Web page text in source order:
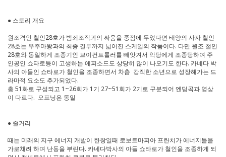
● 스토리 개요
원조격인 철인28호가 범죄조직과의 싸움을 중점에 두었다면 태양의 사자 철인
28호는 우주마왕과의 최종 결투까지 넓어진 스케일의 작품이다. 다만 원조 철인
28호와 동일하게 조종기인 브이컨트롤러를 빼앗겨서 악당에게 조종당하여 주
인공인 쇼타로등이 고생하는 에피소드도 상당히 많이 나오기도 한다. 카네다 박
사의 아들인 쇼타로가 철인을 조종하면서 차츰 강직한 소년으로 성장해가는 드
라마적 요소도 추가되었다.
총 51화로 구성되고 1~26회가 1기 27~51회가 2기로 구분되어 엔딩곡과 영상
이 다르다. 오프닝은 동일
● 줄거리
때는 미래의 지구 에너지 개발이 한창일때 로보트마피아 프란치가 에너지들을
가로채려 하며 난동을 부린다. 카네다박사의 아들 쇼타로가 철인을 조종하게 되